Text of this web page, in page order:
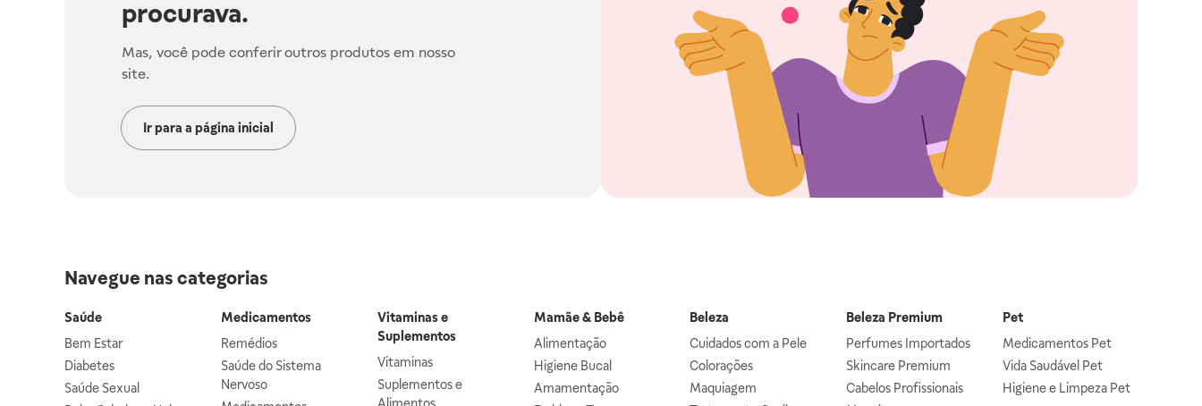
procurava.
Mas, você pode conferir outros produtos em nosso
site.
Ir para a página inicial
Navegue nas categorias
Saúde
Bem Estar
Diabetes
Saúde Sexual
Medicamentos
Remédios
Saúde do Sistema
Nervoso
Vitaminas e
Suplementos
Vitaminas
Suplementos e
Mamãe & Bebê
Alimentação
Higiene Bucal
Amamentação
Beleza
Cuidados com a Pele
Colorações
Maquiagem
Beleza Premium
Perfumes Importados
Skincare Premium
Cabelos Profissionais
Pet
Medicamentos Pet
Vida Saudável Pet
Higiene e Limpeza Pet